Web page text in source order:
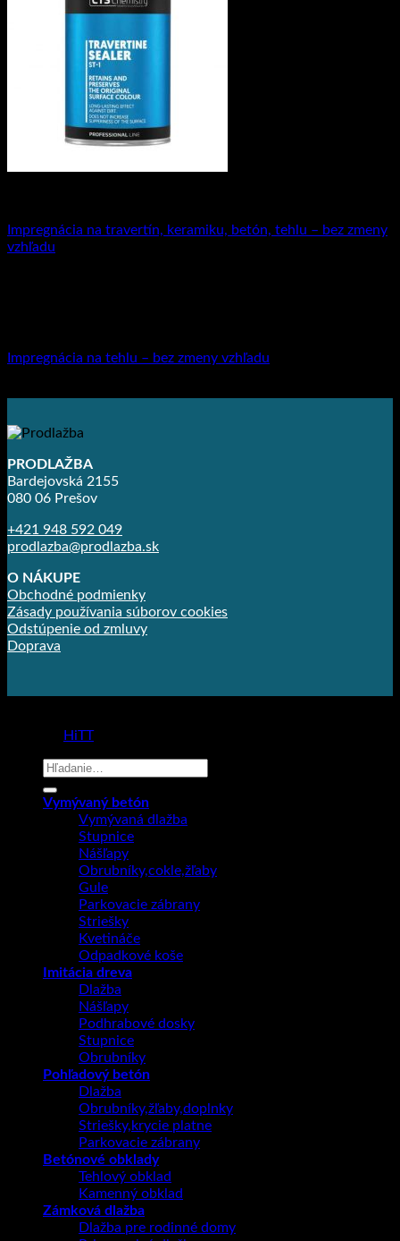
Impregnácia na travertín, keramiku, betón, tehlu – bez zmeny
vzhľadu
Impregnácia na tehlu – bez zmeny vzhľadu
PRODLAŽBA
Bardejovská 2155
080 06 Prešov
+421 948 592 049
prodlazba@prodlazba.sk
O NÁKUPE
Obchodné podmienky
Zásady používania súborov cookies
Odstúpenie od zmluvy
Doprava
HiTT
Hľadať:
Vymývaný betón
Vymývaná dlažba
Stupnice
Nášľapy
Obrubníky,cokle,žľaby
Gule
Parkovacie zábrany
Striešky
Kvetináče
Odpadkové koše
Imitácia dreva
Dlažba
Nášľapy
Podhrabové dosky
Stupnice
Obrubníky
Pohľadový betón
Dlažba
Obrubníky,žľaby,doplnky
Striešky,krycie platne
Parkovacie zábrany
Betónové obklady
Tehlový obklad
Kamenný obklad
Zámková dlažba
Dlažba pre rodinné domy